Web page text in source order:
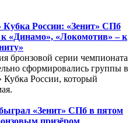
России: «Зенит» СПб
«Динамо», «Локомотив» – к
бронзовой серии чемпионата
сформировались группы в
России, который
«Зенит» СПб в пятом
призёром